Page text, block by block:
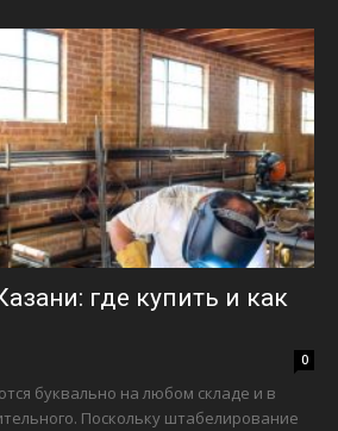
где купить и как
0
буквально на любом складе и в
Поскольку штабелирование